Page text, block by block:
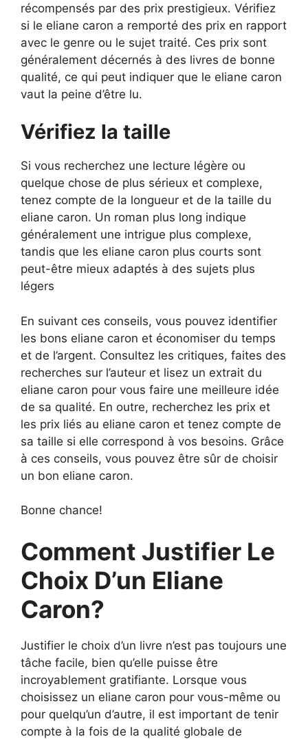
récompensés par des prix prestigieux. Vérifiez
si le eliane caron a remporté des prix en rapport
avec le genre ou le sujet traité. Ces prix sont
généralement décernés à des livres de bonne
qualité, ce qui peut indiquer que le eliane caron
vaut la peine d’être lu.
Vérifiez la taille
Si vous recherchez une lecture légère ou
quelque chose de plus sérieux et complexe,
tenez compte de la longueur et de la taille du
eliane caron. Un roman plus long indique
généralement une intrigue plus complexe,
tandis que les eliane caron plus courts sont
peut-être mieux adaptés à des sujets plus
légers
En suivant ces conseils, vous pouvez identifier
les bons eliane caron et économiser du temps
et de l’argent. Consultez les critiques, faites des
recherches sur l’auteur et lisez un extrait du
eliane caron pour vous faire une meilleure idée
de sa qualité. En outre, recherchez les prix et
les prix liés au eliane caron et tenez compte de
sa taille si elle correspond à vos besoins. Grâce
à ces conseils, vous pouvez être sûr de choisir
un bon eliane caron.
Bonne chance!
Comment Justifier Le
Choix D’un Eliane
Caron?
Justifier le choix d’un livre n’est pas toujours une
tâche facile, bien qu’elle puisse être
incroyablement gratifiante. Lorsque vous
choisissez un eliane caron pour vous-même ou
pour quelqu’un d’autre, il est important de tenir
compte à la fois de la qualité globale de